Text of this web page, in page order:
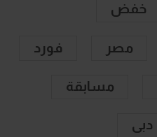
خفض
مصر فورد
مسابقة
دبى